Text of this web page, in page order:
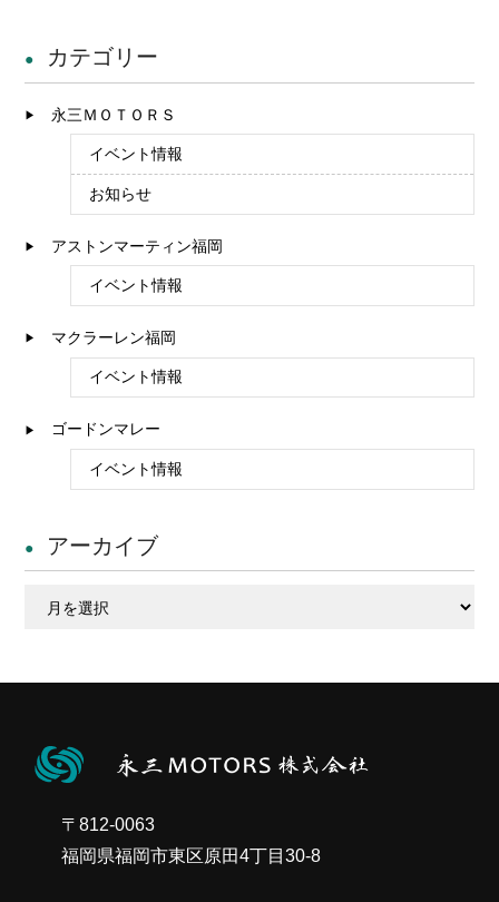
カテゴリー
永三ＭＯＴＯＲＳ
イベント情報
お知らせ
アストンマーティン福岡
イベント情報
マクラーレン福岡
イベント情報
ゴードンマレー
イベント情報
アーカイブ
〒812-0063
福岡県福岡市東区原田4丁目30-8